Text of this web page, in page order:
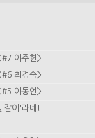
이주헌>
최경숙>
이동언>
갈이'라네!